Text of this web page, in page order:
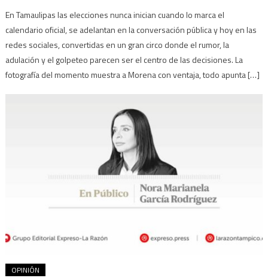
En Tamaulipas las elecciones nunca inician cuando lo marca el
calendario oficial, se adelantan en la conversación pública y hoy en las
redes sociales, convertidas en un gran circo donde el rumor, la
adulación y el golpeteo parecen ser el centro de las decisiones. La
fotografía del momento muestra a Morena con ventaja, todo apunta […]
OPINIÓN